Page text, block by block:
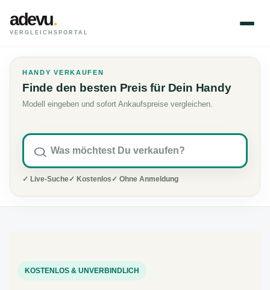
adevu.
VERGLEICHSPORTAL
HANDY VERKAUFEN
Finde den besten Preis für Dein Handy
Modell eingeben und sofort Ankaufspreise vergleichen.
✓ Live-Suche✓ Kostenlos ✓ Ohne Anmeldung
KOSTENLOS & UNVERBINDLICH